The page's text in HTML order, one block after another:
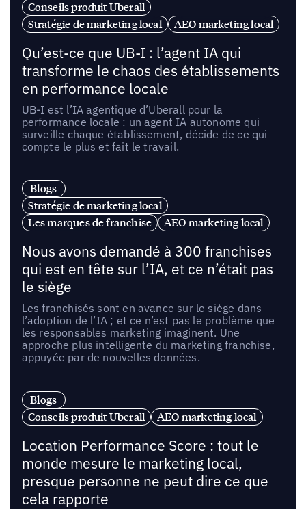
Conseils produit Uberall
Stratégie de marketing local
AEO marketing local
Qu’est-ce que UB-I : l’agent IA qui
transforme le chaos des établissements
en performance locale
UB-I est l’IA agentique d’Uberall pour la
performance locale : un agent IA autonome qui
surveille chaque établissement, décide de ce qui
compte le plus et fait le travail.
Blogs
Stratégie de marketing local
Les marques de franchise
AEO marketing local
Nous avons demandé à 300 franchises
qui est en tête sur l’IA, et ce n’était pas
le siège
Les franchisés sont en avance sur le siège dans
l’adoption de l’IA ; et ce n’est pas le problème que
les responsables marketing imaginent. Une
approche plus intelligente du marketing franchise,
appuyée par de nouvelles données.
Blogs
Conseils produit Uberall
AEO marketing local
Location Performance Score : tout le
monde mesure le marketing local,
presque personne ne peut dire ce que
cela rapporte